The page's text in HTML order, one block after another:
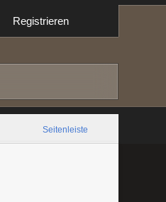
Registrieren
Seitenleiste